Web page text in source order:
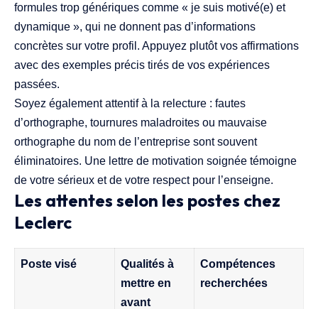
formules trop génériques comme « je suis motivé(e) et
dynamique », qui ne donnent pas d’informations
concrètes sur votre profil. Appuyez plutôt vos affirmations
avec des exemples précis tirés de vos expériences
passées.
Soyez également attentif à la relecture : fautes
d’orthographe, tournures maladroites ou mauvaise
orthographe du nom de l’entreprise sont souvent
éliminatoires. Une lettre de motivation soignée témoigne
de votre sérieux et de votre respect pour l’enseigne.
Les attentes selon les postes chez
Leclerc
Poste visé
Qualités à
mettre en
avant
Compétences
recherchées